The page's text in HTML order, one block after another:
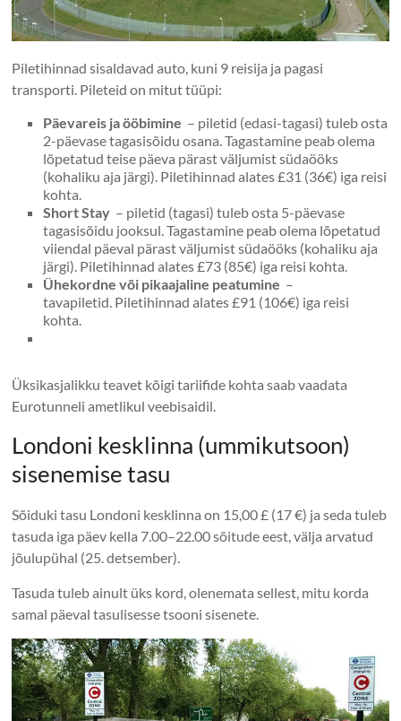
Piletihinnad sisaldavad auto, kuni 9 reisija ja pagasi
transporti. Pileteid on mitut tüüpi:
Päevareis ja ööbimine – piletid (edasi-tagasi) tuleb osta
2-päevase tagasisõidu osana. Tagastamine peab olema
lõpetatud teise päeva pärast väljumist südaööks
(kohaliku aja järgi). Piletihinnad alates £31 (36€) iga reisi
kohta.
Short Stay – piletid (tagasi) tuleb osta 5-päevase
tagasisõidu jooksul. Tagastamine peab olema lõpetatud
viiendal päeval pärast väljumist südaööks (kohaliku aja
järgi). Piletihinnad alates £73 (85€) iga reisi kohta.
Ühekordne või pikaajaline peatumine –
tavapiletid. Piletihinnad alates £91 (106€) iga reisi
kohta.
Üksikasjalikku teavet kõigi tariifide kohta saab vaadata
Eurotunneli ametlikul veebisaidil.
Londoni kesklinna (ummikutsoon)
sisenemise tasu
Sõiduki tasu Londoni kesklinna on 15,00 £ (17 €) ja seda tuleb
tasuda iga päev kella 7.00–22.00 sõitude eest, välja arvatud
jõulupühal (25. detsember).
Tasuda tuleb ainult üks kord, olenemata sellest, mitu korda
samal päeval tasulisesse tsooni sisenete.